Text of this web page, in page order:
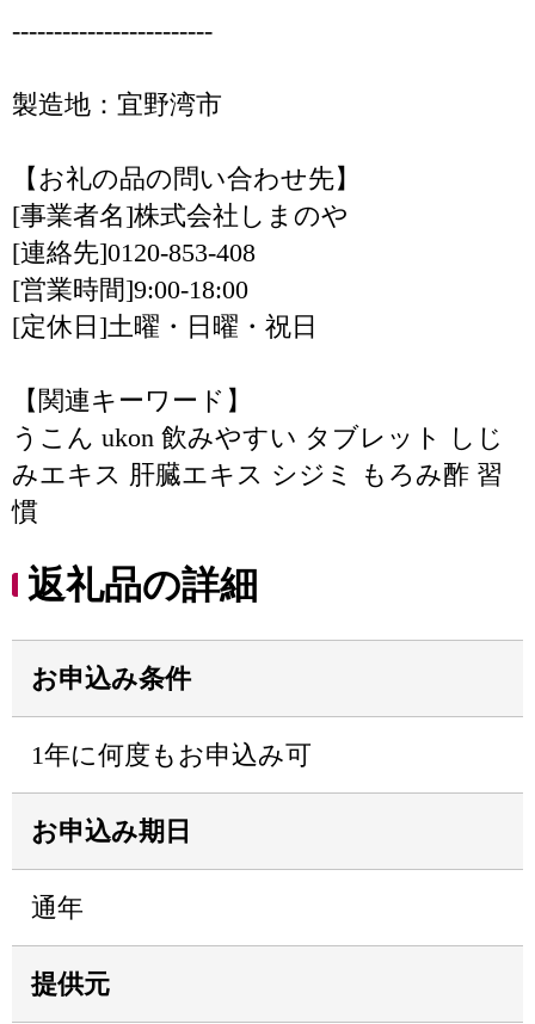
------------------------
製造地：宜野湾市
【お礼の品の問い合わせ先】
[事業者名]株式会社しまのや
[連絡先]0120-853-408
[営業時間]9:00-18:00
[定休日]土曜・日曜・祝日
【関連キーワード】
うこん ukon 飲みやすい タブレット しじ
みエキス 肝臓エキス シジミ もろみ酢 習
慣
返礼品の詳細
お申込み条件
1年に何度もお申込み可
お申込み期日
通年
提供元